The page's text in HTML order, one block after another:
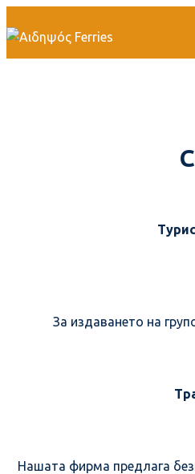
За издаването на
Нашата фирма предлага